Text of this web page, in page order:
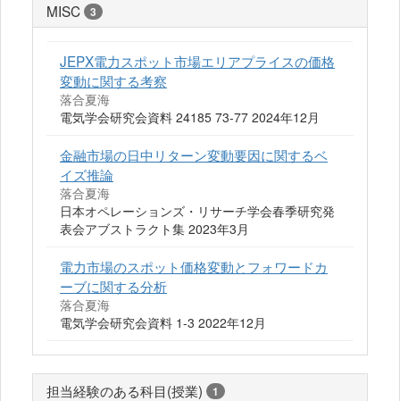
MISC 3
JEPX電力スポット市場エリアプライスの価格
変動に関する考察
落合夏海
電気学会研究会資料 24185 73-77 2024年12月
金融市場の日中リターン変動要因に関するベ
イズ推論
落合夏海
日本オペレーションズ・リサーチ学会春季研究発
表会アブストラクト集 2023年3月
電力市場のスポット価格変動とフォワードカ
ーブに関する分析
落合夏海
電気学会研究会資料 1-3 2022年12月
担当経験のある科目(授業) 1